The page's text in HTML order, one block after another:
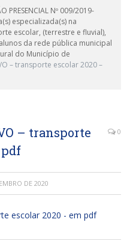
PRESENCIAL Nº 009/2019-
especializada(s) na
escolar, (terrestre e fluvial),
da rede pública municipal
do Município de
– transporte escolar 2020 –
– transporte
pdf
0
DE 2020
escolar 2020 - em pdf